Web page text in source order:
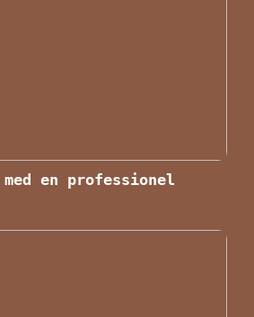
en professionel